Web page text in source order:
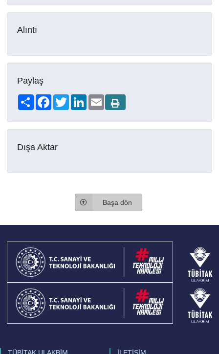
Alıntı
Paylaş
Share FacebookTwitterLinkedIn
Email
Dışa Aktar
Başa dön